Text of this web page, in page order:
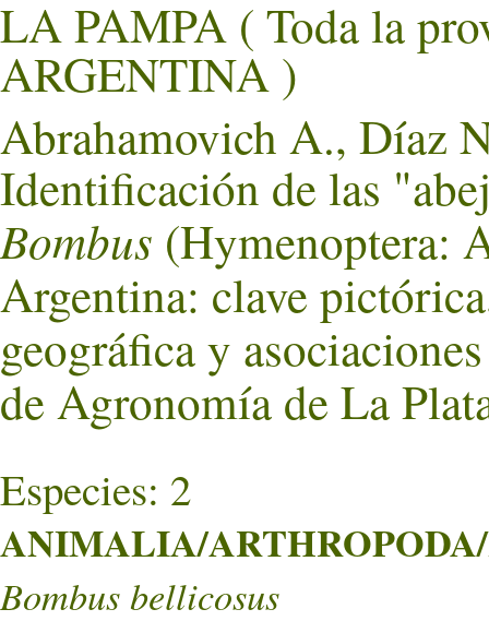
LA PAMPA ( Toda la
ARGENTINA )
Abrahamovich A., Díaz
Identificación de las
Bombus (Hymenoptera:
Argentina: clave
geográfica y
de Agronomía de La
Especies: 2
ANIMALIA/
Bombus bellicosus